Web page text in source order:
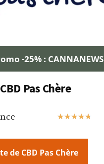
-25% : CANNANEWS
CBD Pas Chère
★★★★★
de CBD Pas Chère